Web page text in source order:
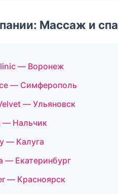
Массаж и спа
— Воронеж
— Симферополь
— Ульяновск
— Нальчик
— Калуга
— Екатеринбург
— Красноярск